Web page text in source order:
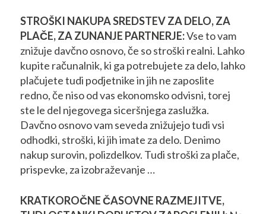
STROŠKI NAKUPA SREDSTEV ZA DELO, ZA
PLAČE, ZA ZUNANJE PARTNERJE:Vse to vam
znižuje davčno osnovo, če so stroški realni. Lahko
kupite računalnik, ki ga potrebujete za delo, lahko
plačujete tudi podjetnike in jih ne zaposlite
redno, če niso od vas ekonomsko odvisni, torej
ste le del njegovega siceršnjega zaslužka.
Davčno osnovo vam seveda znižujejo tudi vsi
odhodki, stroški, ki jih imate za delo. Denimo
nakup surovin, polizdelkov. Tudi stroški za plače,
prispevke, za izobraževanje …
KRATKOROČNE ČASOVNE RAZMEJITVE,